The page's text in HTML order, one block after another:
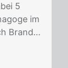
5
im
Brand...